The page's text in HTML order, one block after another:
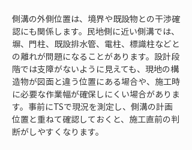
側溝の外側位置は、境界や既設物との干渉確
認にも関係します。民地側に近い側溝では、
塀、門柱、既設排水管、電柱、標識柱などと
の離れが問題になることがあります。設計段
階では支障がないように見えても、現地の構
造物が図面と違う位置にある場合や、施工時
に必要な作業幅が確保しにくい場合がありま
す。事前にTSで現況を測定し、側溝の計画
位置と重ねて確認しておくと、施工直前の判
断がしやすくなります。